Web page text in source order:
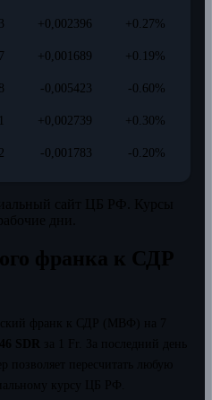
+0,002396 +0.27%
+0,001689 +0.19%
-0,005423 -0.60%
+0,002739 +0.30%
-0,001783 -0.20%